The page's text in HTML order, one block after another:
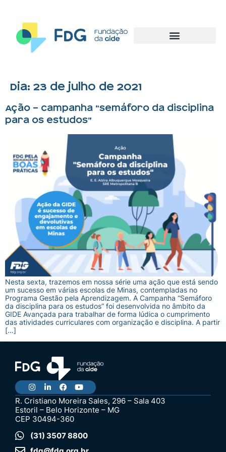
Dia: 23 de julho de 2021
Ação – Campanha “Semáforo da disciplina
para os estudos”
Nesta sexta, trazemos em nossa série uma ação que está sendo
um sucesso em várias escolas de Minas, contempladas no
Programa Gestão pela Aprendizagem. A Campanha “Semáforo
da disciplina para os estudos” foi desenvolvida no âmbito da
GIDE Avançada para trabalhar de forma lúdica o cumprimento
das atividades curriculares com organização e disciplina. A partir
[…]
R. Cristiano Moreira Sales, 296 – Sala 403
Estoril – Belo Horizonte – MG
CEP 30494-360
(31) 3507 8800